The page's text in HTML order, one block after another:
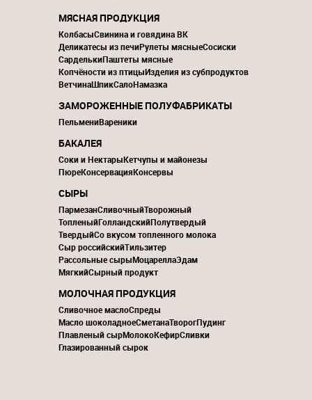
МЯСНАЯ ПРОДУКЦИЯ
КолбасыСвинина и говядина ВК
Деликатесы из печиРулеты мясныеСосиски
СарделькиПаштеты мясные
Копчёности из птицыИзделия из субпродуктов
ВетчинаШпикСалоНамазка
ЗАМОРОЖЕННЫЕ ПОЛУФАБРИКАТЫ
ПельмениВареники
БАКАЛЕЯ
Соки и НектарыКетчупы и майонезы
ПюреКонсервацияКонсервы
СЫРЫ
ПармезанСливочныйТворожный
ТопленыйГолландскийПолутвердый
ТвердыйСо вкусом топленного молока
Сыр российскийТильзитер
Рассольные сырыМоцареллаЭдам
МягкийСырный продукт
МОЛОЧНАЯ ПРОДУКЦИЯ
Сливочное маслоСпреды
Масло шоколадноеСметанаТворогПудинг
Плавленый сырМолокоКефирСливки
Глазированный сырок